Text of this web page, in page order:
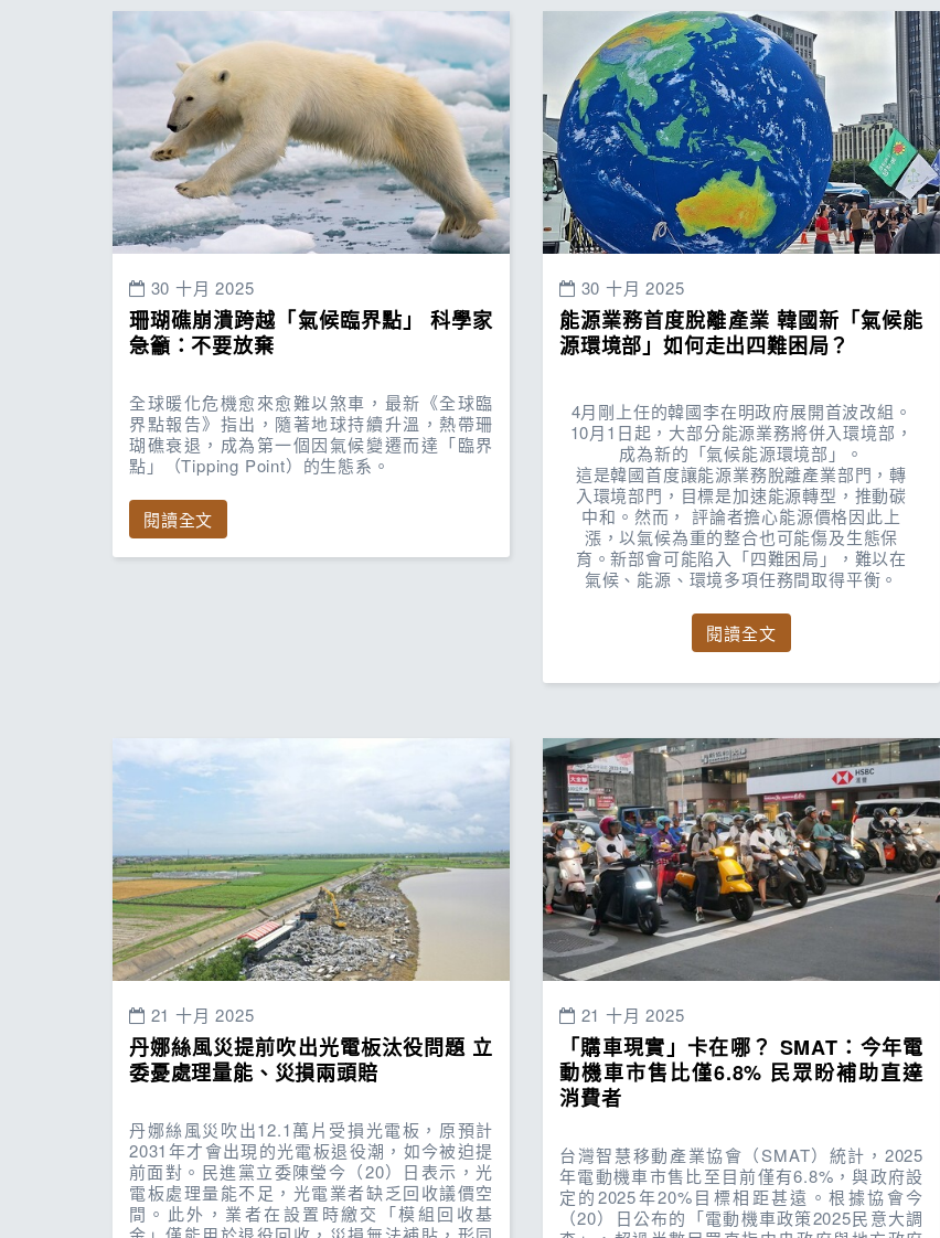
30 十月 2025
珊瑚礁崩潰跨越「氣候臨界點」 科學家
急籲：不要放棄
全球暖化危機愈來愈難以煞車，最新《全球臨
界點報告》指出，隨著地球持續升溫，熱帶珊
瑚礁衰退，成為第一個因氣候變遷而達「臨界
點」（Tipping Point）的生態系。
閱讀全文
30 十月 2025
能源業務首度脫離產業 韓國新「氣候能
源環境部」如何走出四難困局？
4月剛上任的韓國李在明政府展開首波改組。
10月1日起，大部分能源業務將併入環境部，
成為新的「氣候能源環境部」。
這是韓國首度讓能源業務脫離產業部門，轉
入環境部門，目標是加速能源轉型，推動碳
中和。然而， 評論者擔心能源價格因此上
漲，以氣候為重的整合也可能傷及生態保
育。新部會可能陷入「四難困局」，難以在
氣候、能源、環境多項任務間取得平衡。
閱讀全文
21 十月 2025
丹娜絲風災提前吹出光電板汰役問題 立
委憂處理量能、災損兩頭賠
丹娜絲風災吹出12.1萬片受損光電板，原預計
2031年才會出現的光電板退役潮，如今被迫提
前面對。民進黨立委陳瑩今（20）日表示，光
電板處理量能不足，光電業者缺乏回收議價空
間。此外，業者在設置時繳交「模組回收基
21 十月 2025
「購車現實」卡在哪？ SMAT：今年電
動機車市售比僅6.8% 民眾盼補助直達
消費者
台灣智慧移動產業協會（SMAT）統計，2025
年電動機車市售比至目前僅有6.8%，與政府設
定的2025年20%目標相距甚遠。根據協會今
（20）日公布的「電動機車政策2025民意大調